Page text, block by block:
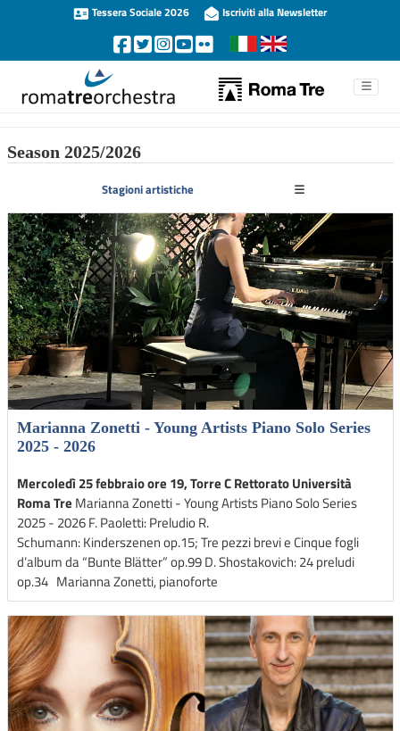
Tessera Sociale 2026 Iscriviti alla Newsletter
Season 2025/2026
Stagioni artistiche
Marianna Zonetti - Young Artists Piano Solo Series
2025 - 2026
Mercoledì 25 febbraio ore 19, Torre C Rettorato Università
Roma Tre Marianna Zonetti - Young Artists Piano Solo Series
2025 - 2026 F. Paoletti: Preludio R.
Schumann: Kinderszenen op.15; Tre pezzi brevi e Cinque fogli
d’album da “⁠Bunte Blätter” op.99 D. Shostakovich: ⁠24 preludi
op.34 Marianna Zonetti, pianoforte